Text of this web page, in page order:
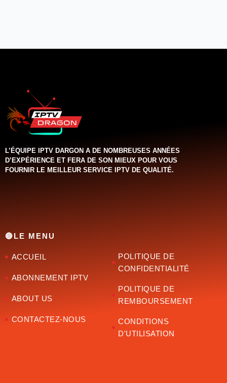
L’ÉQUIPE IPTV DARGON A DE NOMBREUSES ANNÉES
D’EXPÉRIENCE ET FERA DE SON MIEUX POUR VOUS
FOURNIR LE MEILLEUR SERVICE IPTV DE QUALITÉ.‌‌‌‌‌
🔴LE MENU
ACCUEIL
ABONNEMENT IPTV
ABOUT US
CONTACTEZ-NOUS
POLITIQUE DE
CONFIDENTIALITÉ
POLITIQUE DE
REMBOURSEMENT
CONDITIONS
D'UTILISATION